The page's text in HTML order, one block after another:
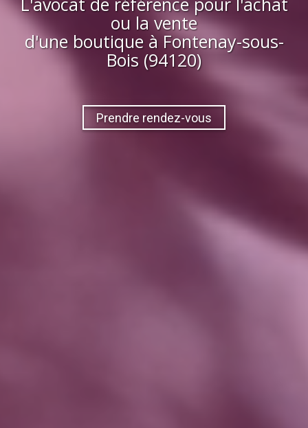
ou la vente
d'une boutiqueà Fontenay-sous-
Bois (94120)
Prendre rendez-vous